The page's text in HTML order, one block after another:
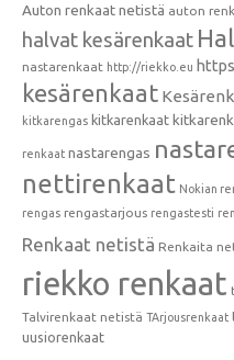
Auton renkaat netistä auton
halvat kesärenkaat
nastarenkaat http://riekko.eu
kesärenkaat
kitkarengas kitkarenkaat
renkaat nastarengas
nettirenkaat Nokian
rengas rengastarjous rengastesti
Renkaat netistä Renkaita
riekko renkaat
Talvirenkaat netistä TArjousrenkaat
uusiorenkaat